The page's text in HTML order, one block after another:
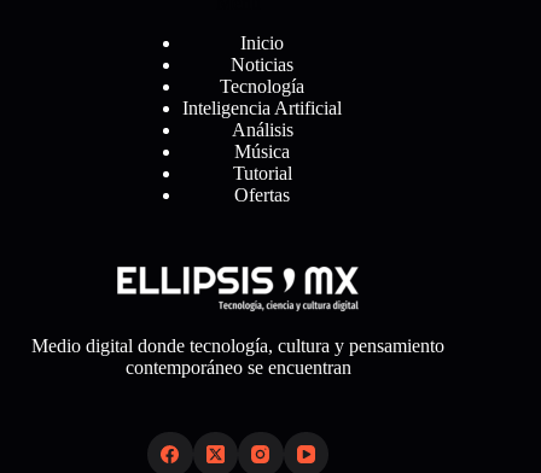
Inicio
Noticias
Tecnología
Inteligencia Artificial
Análisis
Música
Tutorial
Ofertas
Medio digital donde tecnología, cultura y pensamiento
contemporáneo se encuentran